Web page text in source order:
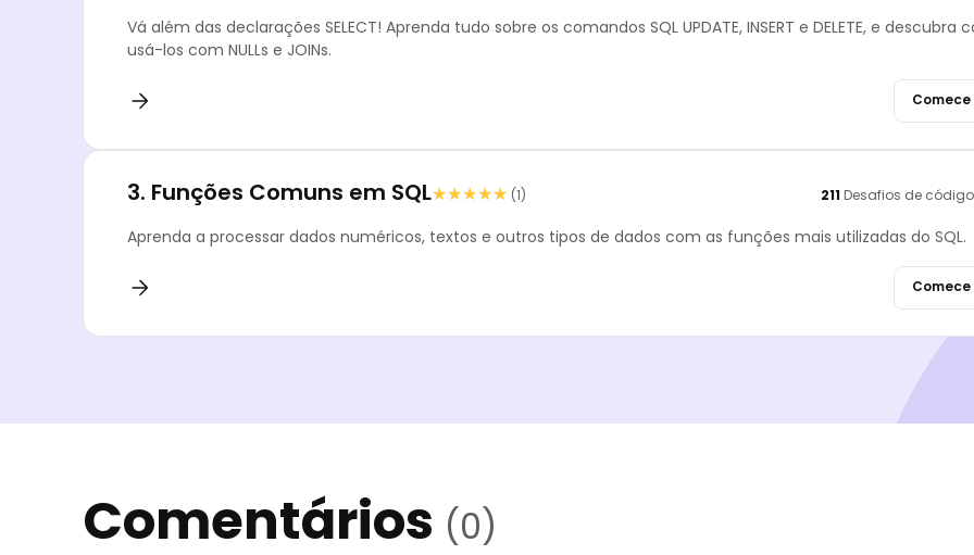
Vá além das declarações SELECT! Aprenda tudo sobre os comandos SQL UPDATE, INSERT e DELETE, e descubra
usá-los com NULLs e JOINs.
3. Funções Comuns em SQL★★★★★
★★★★★ (1) 211 Desafios de código
Aprenda a processar dados numéricos, textos e outros tipos de dados com as funções mais utilizadas do SQL.
Comentários (0)